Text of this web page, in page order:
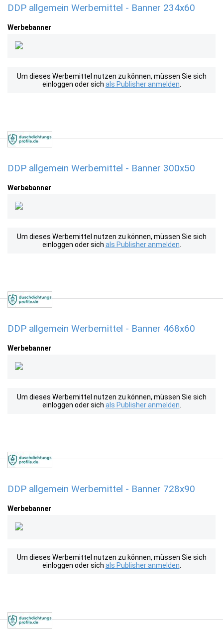
DDP allgemein Werbemittel - Banner 234x60
Werbebanner
Um dieses Werbemittel nutzen zu können, müssen Sie sich
einloggen oder sich als Publisher anmelden
DDP allgemein Werbemittel - Banner 300x50
Werbebanner
Um dieses Werbemittel nutzen zu können, müssen Sie sich
einloggen oder sich als Publisher anmelden
DDP allgemein Werbemittel - Banner 468x60
Werbebanner
Um dieses Werbemittel nutzen zu können, müssen Sie sich
einloggen oder sich als Publisher anmelden
DDP allgemein Werbemittel - Banner 728x90
Werbebanner
Um dieses Werbemittel nutzen zu können, müssen Sie sich
einloggen oder sich als Publisher anmelden